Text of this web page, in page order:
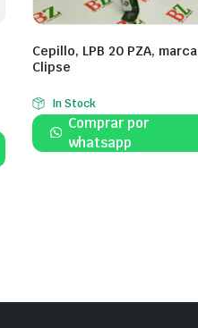
Cepillo, LPB 20 PZA, marca
Clipse
In Stock
Comprar por
whatsapp